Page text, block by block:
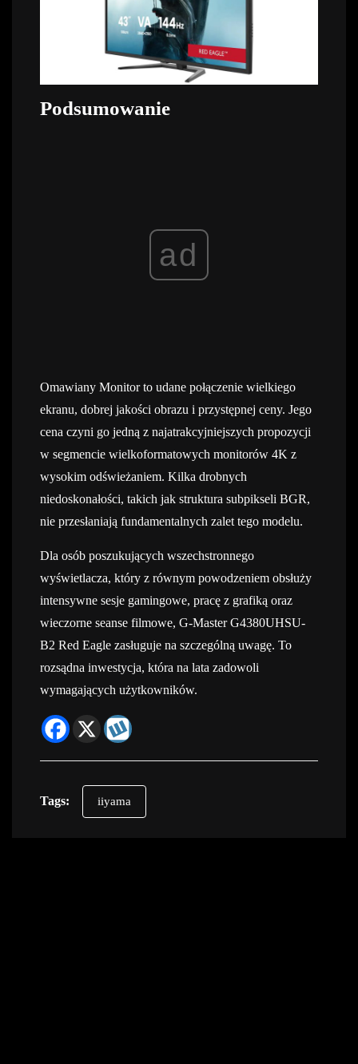
Podsumowanie
ad
Omawiany Monitor to udane połączenie wielkiego
ekranu, dobrej jakości obrazu i przystępnej ceny. Jego
cena czyni go jedną z najatrakcyjniejszych propozycji
w segmencie wielkoformatowych monitorów 4K z
wysokim odświeżaniem. Kilka drobnych
niedoskonałości, takich jak struktura subpikseli BGR,
nie przesłaniają fundamentalnych zalet tego modelu.
Dla osób poszukujących wszechstronnego
wyświetlacza, który z równym powodzeniem obsłuży
intensywne sesje gamingowe, pracę z grafiką oraz
wieczorne seanse filmowe, G-Master G4380UHSU-
B2 Red Eagle zasługuje na szczególną uwagę. To
rozsądna inwestycja, która na lata zadowoli
wymagających użytkowników.
Tags: iiyama